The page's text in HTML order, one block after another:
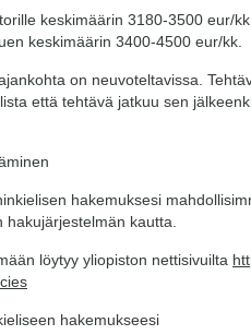
keskimäärin 3180-3500 eur/
keskimäärin 3400-4500 eur/kk.
on neuvoteltavissa.
että tehtävä jatkuu sen
hakemuksesi
kautta.
löytyy yliopiston nettisivuilta
hakemukseesi